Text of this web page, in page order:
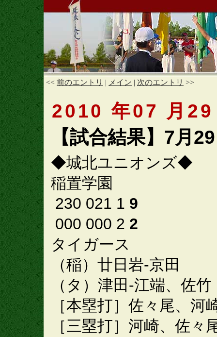
<< 前のエントリ | メイン | 次のエントリ >>
2010 年07 月
【試合結果】7月
◆城北ユニオンズ◆
稲置学園
230 021 1 9
000 000 2 2
タイガース
（稲）廿日岩-京田
（タ）津田-江端、佐竹
［本塁打］佐々尾、河
［三塁打］河崎、佐々